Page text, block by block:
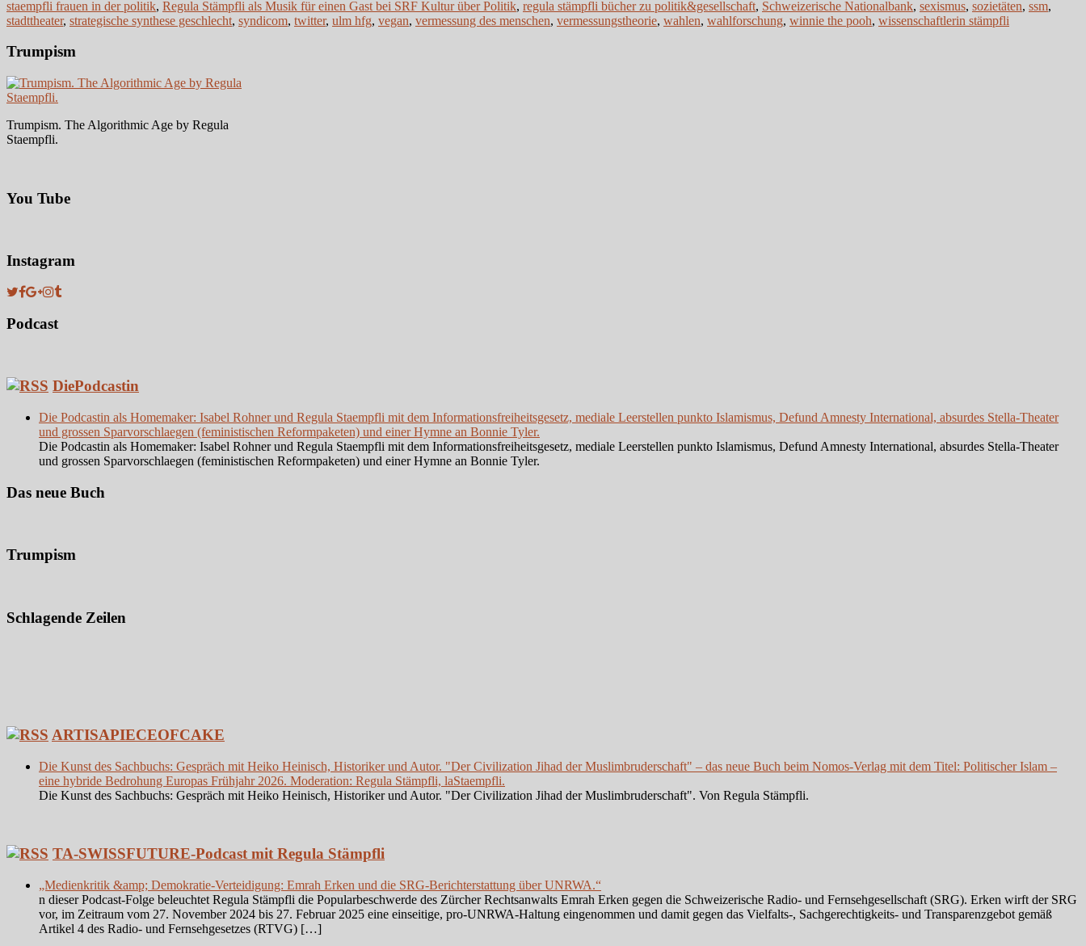
staempfli frauen in der politik, Regula Stämpfli als Musik für einen Gast bei SRF Kultur über Politik, regula stämpfli bücher zu politik&gesellschaft, Schweizerische Nationalbank, sexismus, sozietäten, ssm,
stadttheater, strategische synthese geschlecht, syndicom, twitter, ulm hfg, vegan, vermessung des menschen, vermessungstheorie, wahlen, wahlforschung, winnie the pooh, wissenschaftlerin stämpfli
Trumpism
Trumpism. The Algorithmic Age by Regula
Staempfli.
You Tube
Instagram
Podcast
DiePodcastin
Die Podcastin als Homemaker: Isabel Rohner und Regula Staempfli mit dem Informationsfreiheitsgesetz, mediale Leerstellen punkto Islamismus, Defund Amnesty International, absurdes Stella-Theater
und grossen Sparvorschlaegen (feministischen Reformpaketen) und einer Hymne an Bonnie Tyler.
Die Podcastin als Homemaker: Isabel Rohner und Regula Staempfli mit dem Informationsfreiheitsgesetz, mediale Leerstellen punkto Islamismus, Defund Amnesty International, absurdes Stella-Theater
und grossen Sparvorschlaegen (feministischen Reformpaketen) und einer Hymne an Bonnie Tyler.
Das neue Buch
Trumpism
Schlagende Zeilen
ARTISAPIECEOFCAKE
Die Kunst des Sachbuchs: Gespräch mit Heiko Heinisch, Historiker und Autor. "Der Civilization Jihad der Muslimbruderschaft" – das neue Buch beim Nomos-Verlag mit dem Titel: Politischer Islam –
eine hybride Bedrohung Europas Frühjahr 2026. Moderation: Regula Stämpfli, laStaempfli.
Die Kunst des Sachbuchs: Gespräch mit Heiko Heinisch, Historiker und Autor. "Der Civilization Jihad der Muslimbruderschaft". Von Regula Stämpfli.
TA-SWISSFUTURE-Podcast mit Regula Stämpfli
„Medienkritik &amp; Demokratie-Verteidigung: Emrah Erken und die SRG-Berichterstattung über UNRWA.“
n dieser Podcast-Folge beleuchtet Regula Stämpfli die Popularbeschwerde des Zürcher Rechtsanwalts Emrah Erken gegen die Schweizerische Radio- und Fernsehgesellschaft (SRG). Erken wirft der SRG
vor, im Zeitraum vom 27. November 2024 bis 27. Februar 2025 eine einseitige, pro-UNRWA-Haltung eingenommen und damit gegen das Vielfalts-, Sachgerechtigkeits- und Transparenzgebot gemäß
Artikel 4 des Radio- und Fernsehgesetzes (RTVG) […]